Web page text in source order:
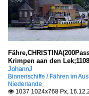
Krimpen aan den
JohannJ
Binnenschiffe / Fähren im
Niederlande
 1037 1024x768 Px,